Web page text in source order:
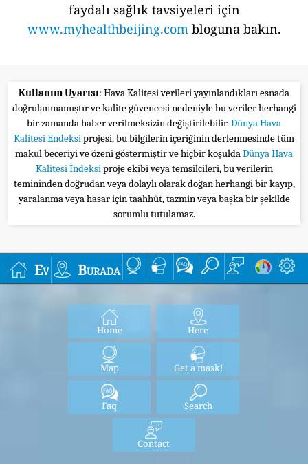
faydalı sağlık tavsiyeleri için
www.myhealthbeijing.combloguna bakın.
Kullanım Uyarısı: Hava Kalitesi verileri yayınlandıkları esnada
doğrulanmamıştır ve kalite güvencesi nedeniyle bu veriler herhangi
bir zamanda haber verilmeksizin değiştirilebilir.Dünya Hava
Kalitesi Endeksiprojesi, bu bilgilerin içeriğinin derlenmesinde tüm
makul beceriyi ve özeni göstermiştir ve hiçbir koşuldaDünya Hava
Kalitesi İndeksiproje ekibi veya temsilcileri, bu verilerin
temininden doğrudan veya dolaylı olarak doğan herhangi bir kayıp,
yaralanma veya hasar için taahhüt, tazmin veya başka bir şekilde
sorumlu tutulamaz.
Ev Burada
Home Here
Map Get a mask!
Faq Search
Contact